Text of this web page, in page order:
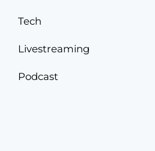
Tech
Livestreaming
Podcast